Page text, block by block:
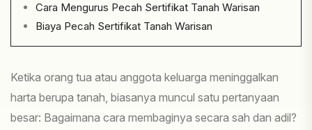
Cara Mengurus Pecah Sertifikat Tanah Warisan
Biaya Pecah Sertifikat Tanah Warisan
Ketika orang tua atau anggota keluarga meninggalkan
harta berupa tanah, biasanya muncul satu pertanyaan
besar: Bagaimana cara membaginya secara sah dan adil?